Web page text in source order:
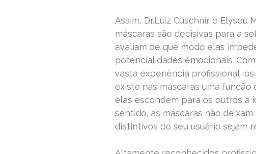
Assim, Dr.Luiz Cuschnir e Elyseu
máscaras são decisivas para a
avaliam de que modo elas
potencialidades emocionais.
vasta experiência profissional,
existe nas máscaras uma função
elas escondem para os outros a
sentido, as máscaras não
distintivos do seu usuário sejam